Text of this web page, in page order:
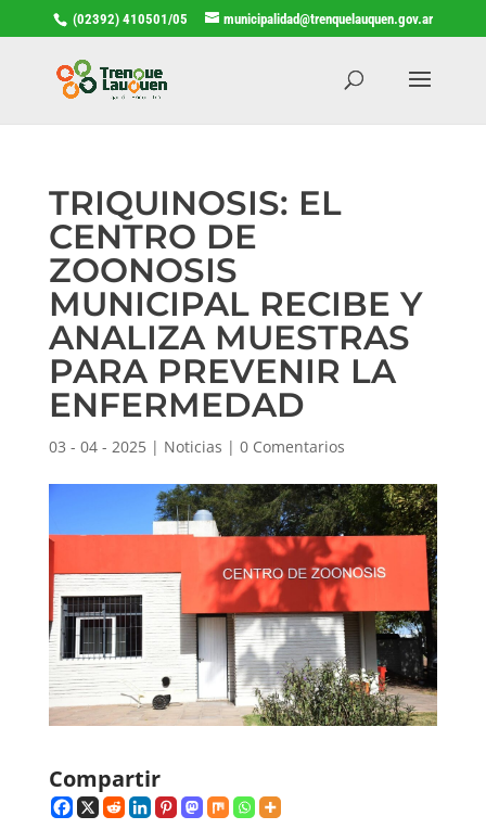
(02392) 410501/05 municipalidad@trenquelauquen.gov.ar
TRIQUINOSIS: EL
CENTRO DE
ZOONOSIS
MUNICIPAL RECIBE Y
ANALIZA MUESTRAS
PARA PREVENIR LA
ENFERMEDAD
03 - 04 - 2025| Noticias | 0 Comentarios
Compartir